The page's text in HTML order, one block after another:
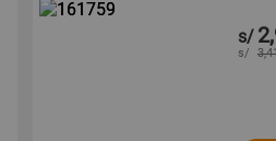
s/
s/